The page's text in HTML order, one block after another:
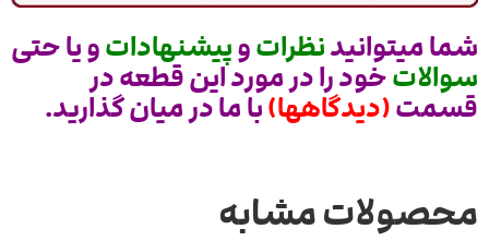
شما میتوانیدنظراتوپیشنهاداتو یا حتی
سوالاتخود را در مورد این قطعه در
قسمت(دیدگاهها)با ما در میان گذارید.
محصولات مشابه